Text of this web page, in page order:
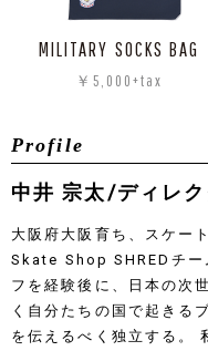
MILITARY SOCKS BAG
￥5,000+tax
Profile
中井 宗太/ディレ
大阪府大阪育ち、スケー
Skate Shop SHREDチー
フを経験後に、日本の次
く自分たちの国で起きる
を伝えるべく独立する。